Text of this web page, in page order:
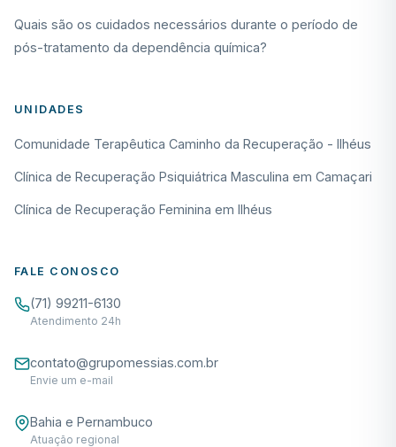
Quais são os cuidados necessários durante o período de
pós-tratamento da dependência química?
UNIDADES
Comunidade Terapêutica Caminho da Recuperação - Ilhéus
Clínica de Recuperação Psiquiátrica Masculina em Camaçari
Clínica de Recuperação Feminina em Ilhéus
FALE CONOSCO
(71) 99211-6130
Atendimento 24h
contato@grupomessias.com.br
Envie um e-mail
Bahia e Pernambuco
Atuação regional